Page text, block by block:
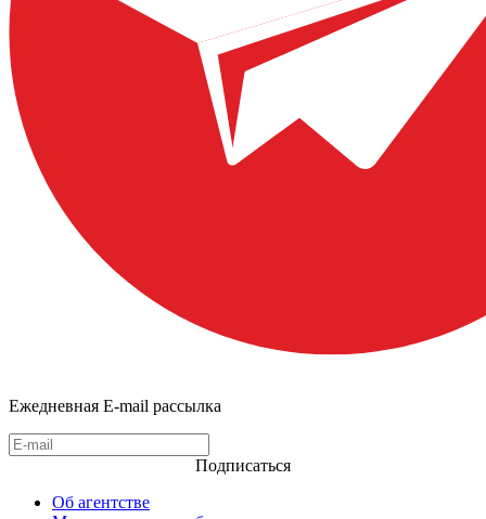
Ежедневная E-mail рассылка
Подписаться
Об агентстве